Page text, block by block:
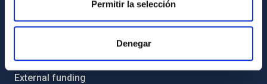
Permitir la selección
Denegar
Environment and Sustainability
IAC Projects
External funding